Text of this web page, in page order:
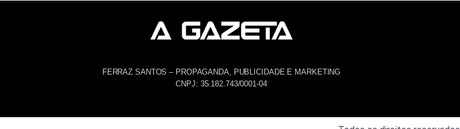
FERRAZ SANTOS – PROPAGANDA, PUBLICIDADE E MARKETING
CNPJ: 35.182.743/0001-04